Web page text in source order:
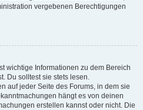
vergebenen Berechtigungen
wichtige Informationen zu dem Bereich
Du solltest sie stets lesen.
auf jeder Seite des Forums, in dem sie
hängt es von deinen
erstellen kannst oder nicht. Die